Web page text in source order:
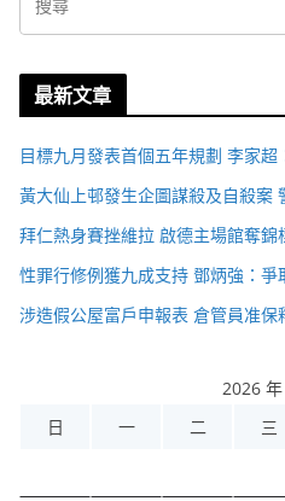
最新文章
目標九月發表首個五年規劃 李家
黃大仙上邨發生企圖謀殺及自殺案
拜仁熱身賽挫維拉 啟德主場館奪錦
性罪行修例獲九成支持 鄧炳強：
涉造假公屋富戶申報表 倉管員准保
2026
日
一 二 三